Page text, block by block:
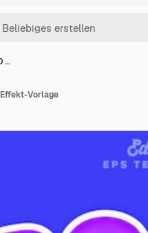
…
Vorlage